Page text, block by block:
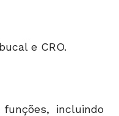
e CRO.
incluindo